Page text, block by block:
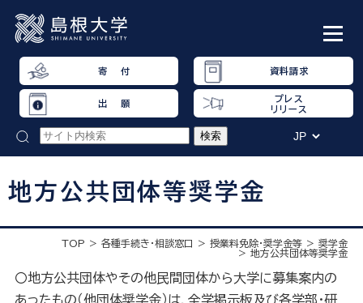
寄 付 資料請求
出 願
プレス
リリース
地方公共団体等奨学金
TOP 各種手続き・相談窓口 授業料免除・奨学金等
奨学金
地方公共団体等奨学金
〇地方公共団体やその他民間団体から大学に募集案内の
あったもの（他団体奨学金）は，全学掲示板及び各学部・研